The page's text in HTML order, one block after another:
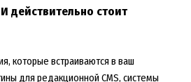
действительно стоит
которые встраиваются в ваш
для редакционной CMS, системы